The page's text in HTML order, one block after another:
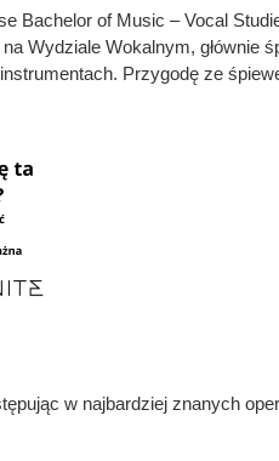
Bachelor of Music – Vocal
Wydziale Wokalnym, głównie
Przygodę ze
w najbardziej znanych